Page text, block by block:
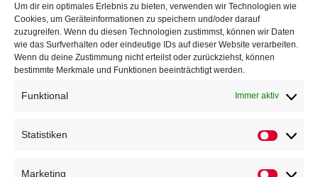
Um dir ein optimales Erlebnis zu bieten, verwenden wir Technologien wie
Cookies, um Geräteinformationen zu speichern und/oder darauf
zuzugreifen. Wenn du diesen Technologien zustimmst, können wir Daten
wie das Surfverhalten oder eindeutige IDs auf dieser Website verarbeiten.
Wenn du deine Zustimmung nicht erteilst oder zurückziehst, können
bestimmte Merkmale und Funktionen beeinträchtigt werden.
Funktional Immer aktiv
Statistiken
Marketing
Veranstaltungen
Höffner Run
Kindersportfest